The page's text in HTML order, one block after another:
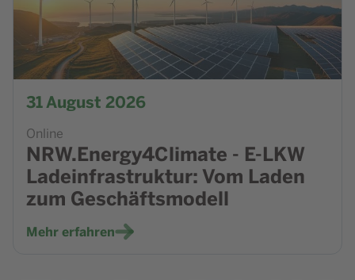
31August 2026
Online
NRW.Energy4Climate - E-LKW
Ladeinfrastruktur: Vom Laden
zum Geschäftsmodell
Mehr erfahren